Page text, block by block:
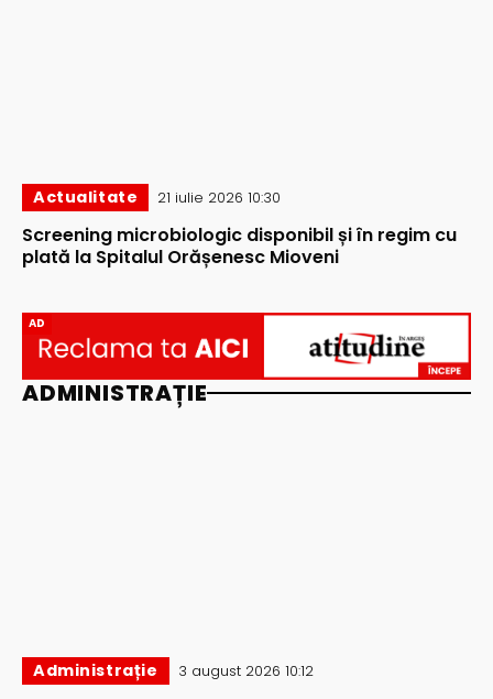
Actualitate 21 iulie 2026 10:30
Screening microbiologic disponibil și în regim cu
plată la Spitalul Orășenesc Mioveni
AD
ADMINISTRAȚIE
Administrație 3 august 2026 10:12